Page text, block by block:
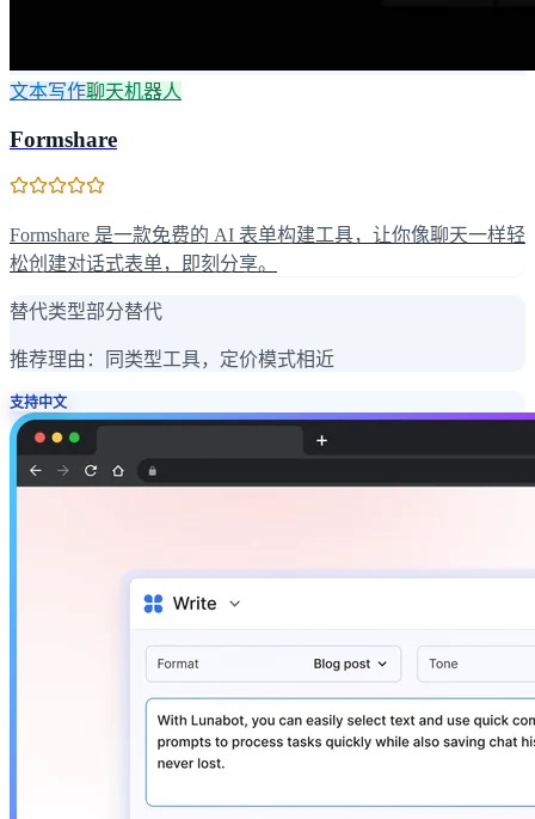
文本写作聊天机器人
Formshare
Formshare 是一款免费的 AI 表单构建工具，让你像聊天一样轻
松创建对话式表单，即刻分享。
替代类型部分替代
推荐理由： 同类型工具，定价模式相近
支持中文